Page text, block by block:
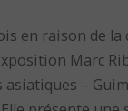
en raison de
Marc
–